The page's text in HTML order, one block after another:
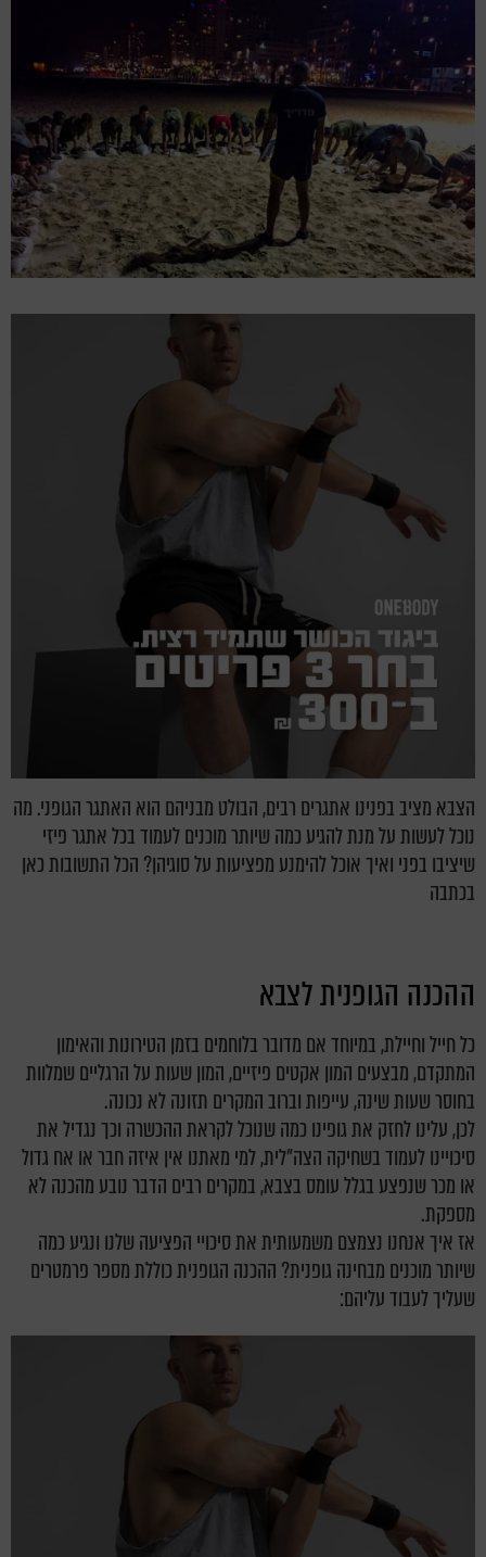
הצבא מציב בפנינו אתגרים רבים, הבולט מבניהם הוא האתגר הגופני. מה
נוכל לעשות על מנת להגיע כמה שיותר מוכנים לעמוד בכל אתגר פיזי
שיציבו בפני ואיך אוכל להימנע מפציעות על סוגיהן? הכל התשובות כאן
בכתבה
ההכנה הגופנית לצבא
כל חייל וחיילת, במיוחד אם מדובר בלוחמים בזמן הטירונות והאימון
המתקדם, מבצעים המון אקטים פיזיים, המון שעות על הרגליים שמלוות
בחוסר שעות שינה, עייפות וברוב המקרים תזונה לא נכונה.
לכן, עלינו לחזק את גופינו כמה שנוכל לקראת ההכשרה וכך נגדיל את
סיכויינו לעמוד בשחיקה הצה"לית, למי מאתנו אין איזה חבר או אח גדול
או מכר שנפצע בגלל עומס בצבא, במקרים רבים הדבר נובע מהכנה לא
מספקת.
אז איך אנחנו נצמצם משמעותית את סיכויי הפציעה שלנו ונגיע כמה
שיותר מוכנים מבחינה גופנית? ההכנה הגופנית כוללת מספר פרמטרים
שעליך לעבוד עליהם: